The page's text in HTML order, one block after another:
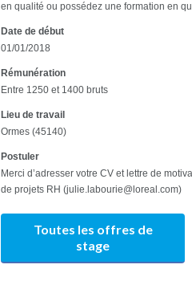
en qualité ou possédez une formation en
Date de début
01/01/2018
Rémunération
Entre 1250 et 1400 bruts
Lieu de travail
Ormes (45140)
Postuler
Merci d’adresser votre CV et lettre de
de projets RH (julie.labourie@loreal.com)
Toutes les offres de
stage